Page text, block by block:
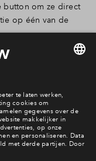
button om ze direct
op één van de